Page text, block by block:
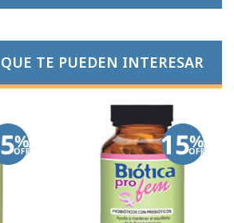
TE PUEDEN INTERESAR